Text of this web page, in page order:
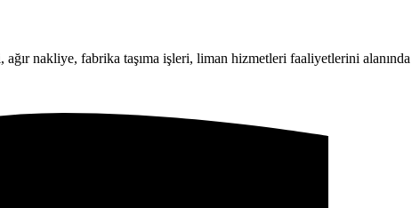
nakliye, fabrika taşıma işleri, liman hizmetleri faaliyetlerini alanında